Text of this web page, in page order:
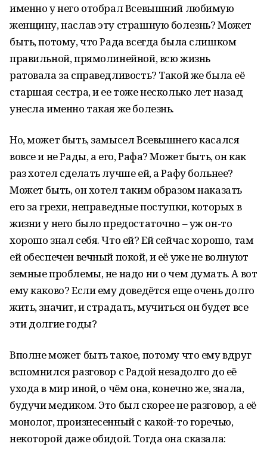
именно у него отобрал Всевышний любимую
женщину, наслав эту страшную болезнь? Может
быть, потому, что Рада всегда была слишком
правильной, прямолинейной, всю жизнь
ратовала за справедливость? Такой же была её
старшая сестра, и ее тоже несколько лет назад
унесла именно такая же болезнь.
Но, может быть, замысел Всевышнего касался
вовсе и не Рады, а его, Рафа? Может быть, он как
раз хотел сделать лучше ей, а Рафу больнее?
Может быть, он хотел таким образом наказать
его за грехи, неправедные поступки, которых в
жизни у него было предостаточно – уж он-то
хорошо знал себя. Что ей? Ей сейчас хорошо, там
ей обеспечен вечный покой, и её уже не волнуют
земные проблемы, не надо ни о чем думать. А вот
ему каково? Если ему доведётся еще очень долго
жить, значит, и страдать, мучиться он будет все
эти долгие годы?
Вполне может быть такое, потому что ему вдруг
вспомнился разговор с Радой незадолго до её
ухода в мир иной, о чём она, конечно же, знала,
будучи медиком. Это был скорее не разговор, а её
монолог, произнесенный с какой-то горечью,
некоторой даже обидой. Тогда она сказала: